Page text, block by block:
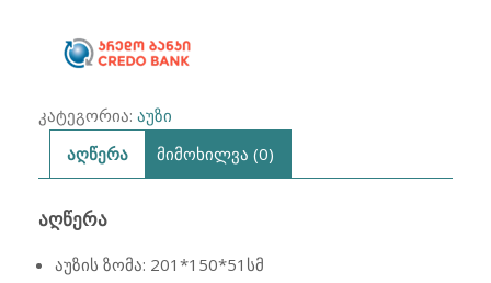
კატეგორია: აუზი
აღწერა
მიმოხილვა (0)
ᲐᲦᲬᲔᲠᲐ
აუზის ზომა: 201*150*51სმ